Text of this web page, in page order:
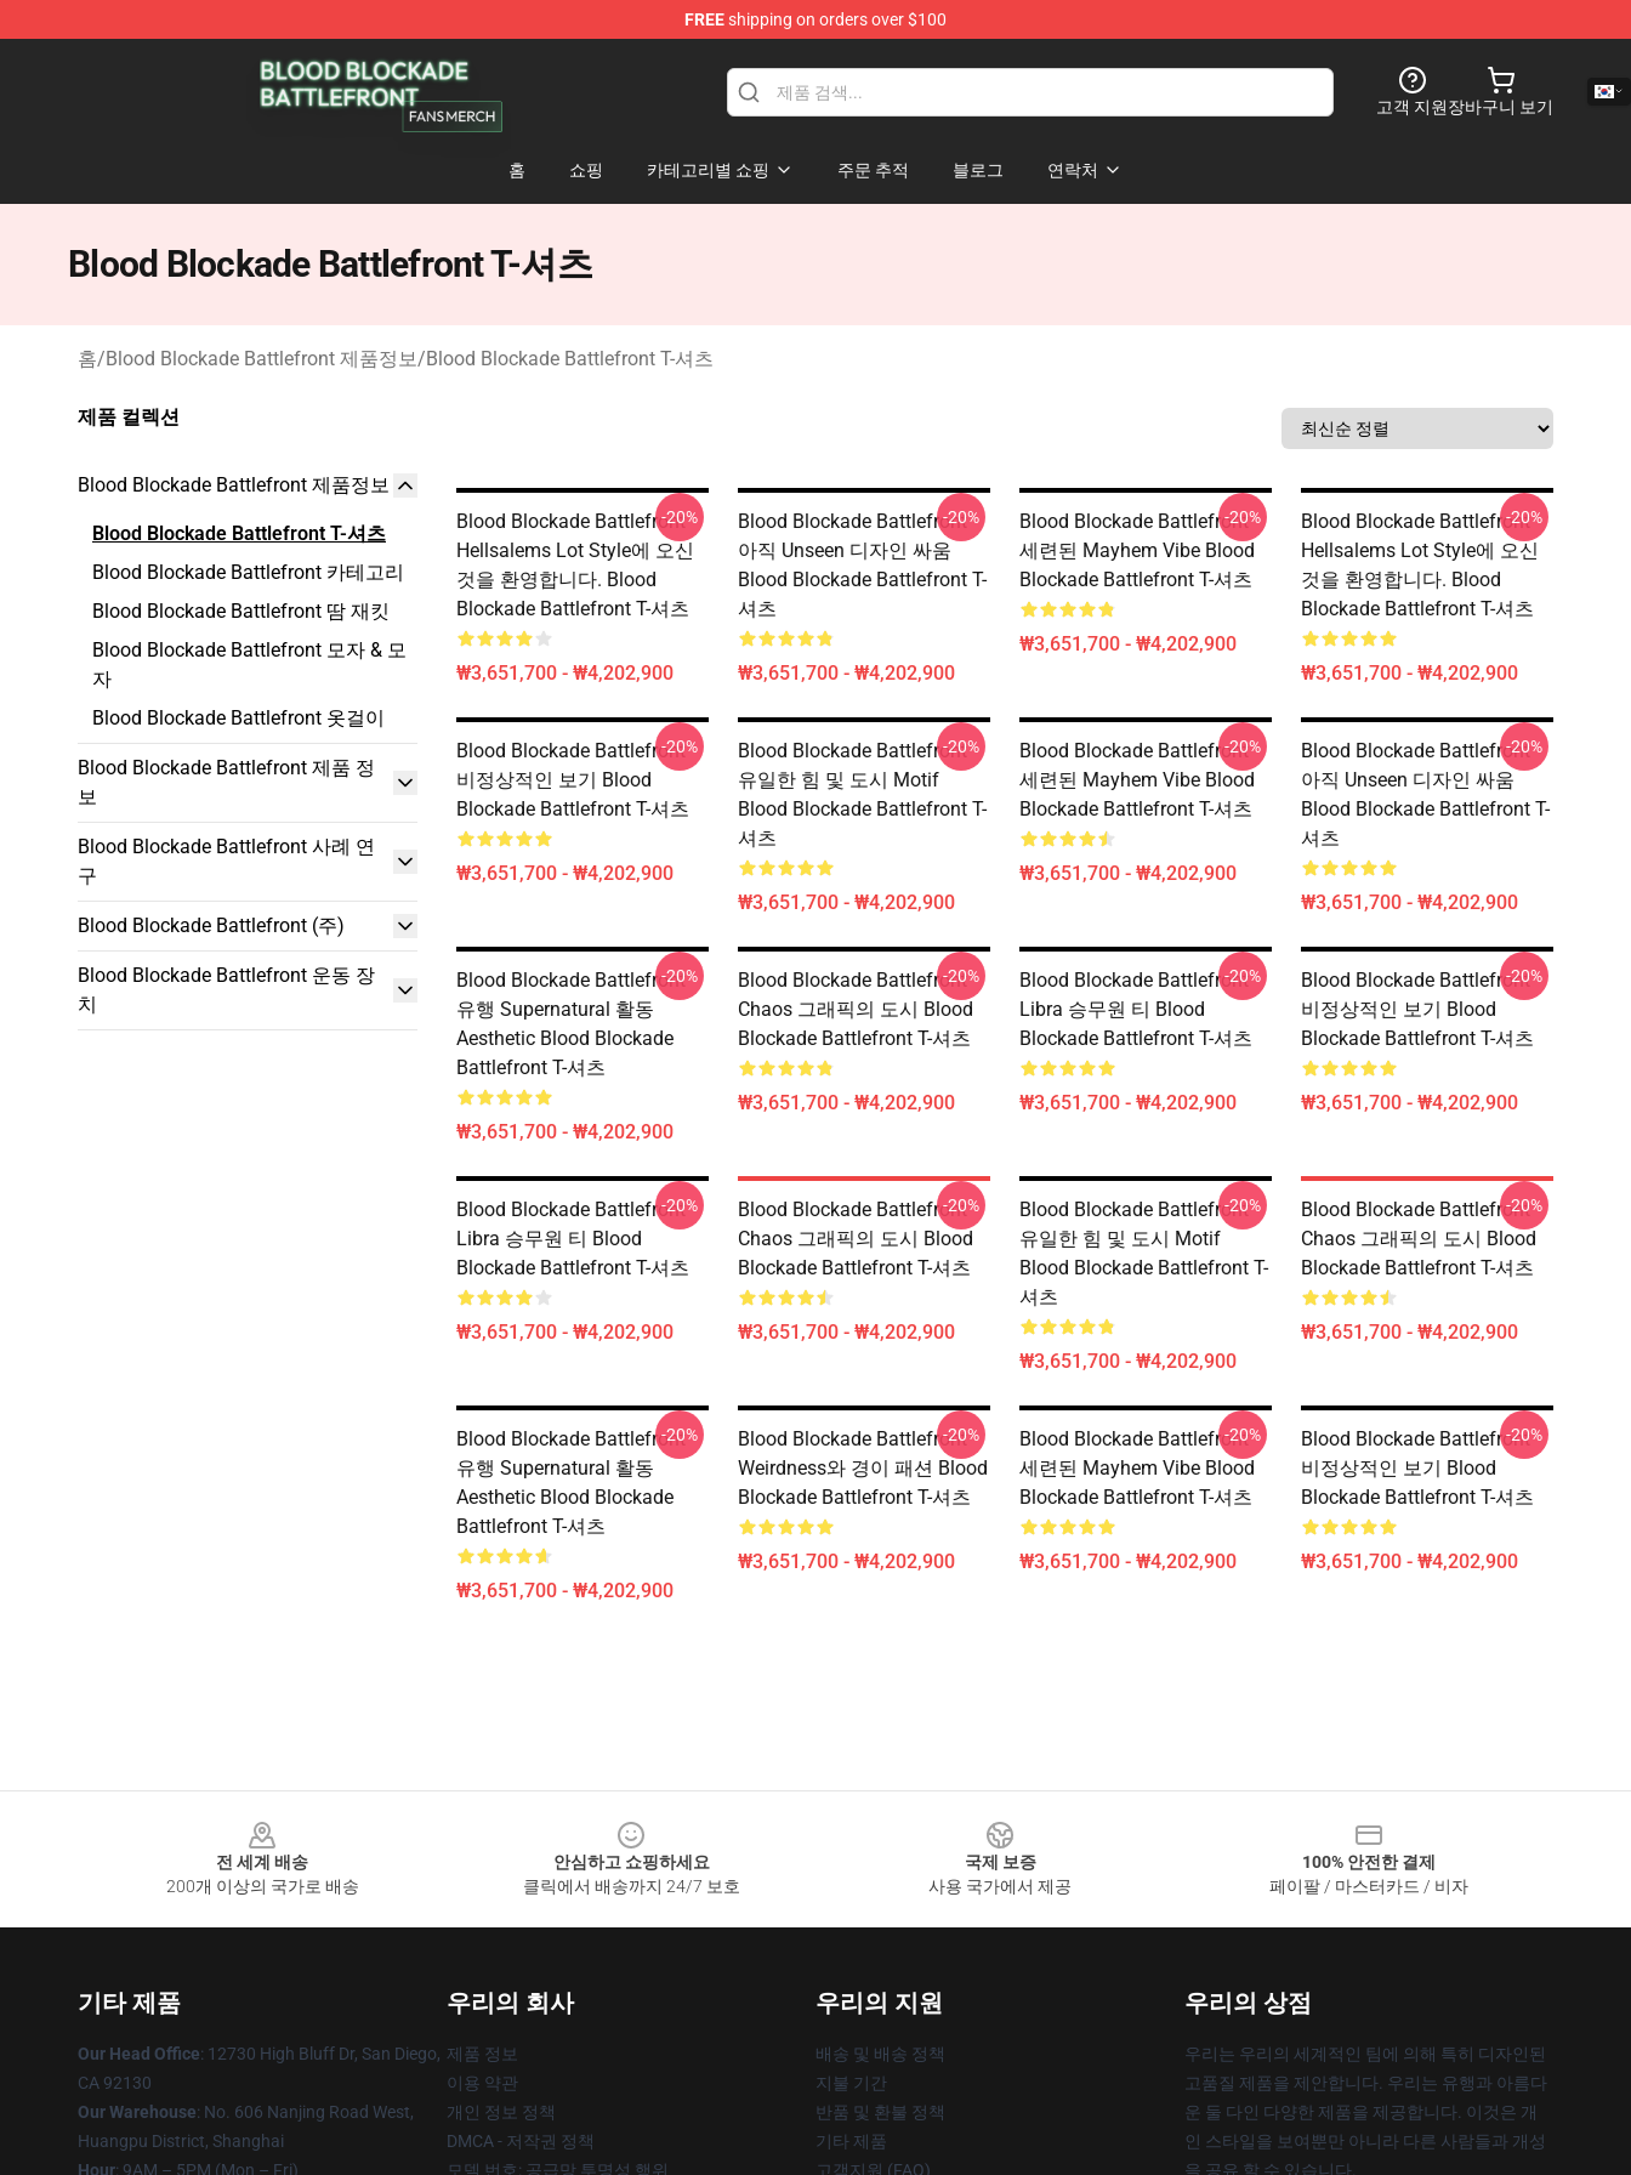
FREEshipping on orders over $100
Blood Blockade Battlefront Shop - Official Blood Blockade Battlefront Merchandise Store
고객 지원장바구니 보기
홈 쇼핑 카테고리별 쇼핑 주문 추적 블로그 연락처
Blood Blockade Battlefront T-셔츠
홈/Blood Blockade Battlefront 제품정보/Blood Blockade Battlefront T-셔츠
제품 컬렉션
Blood Blockade Battlefront 제품정보
Blood Blockade Battlefront T-셔츠
Blood Blockade Battlefront 카테고리
Blood Blockade Battlefront 땀 재킷
Blood Blockade Battlefront 모자 & 모
자
Blood Blockade Battlefront 옷걸이
Blood Blockade Battlefront 제품 정
보
Blood Blockade Battlefront 사례 연
구
Blood Blockade Battlefront (주)
Blood Blockade Battlefront 운동 장
치
Blood Blockade Battlefront
Hellsalems Lot Style에 오신
것을 환영합니다. Blood
Blockade Battlefront T-셔츠
₩3,651,700 - ₩4,202,900
-20%
Blood Blockade Battlefront
아직 Unseen 디자인 싸움
Blood Blockade Battlefront T-
셔츠
₩3,651,700 - ₩4,202,900
-20%
Blood Blockade Battlefront
세련된 Mayhem Vibe Blood
Blockade Battlefront T-셔츠
₩3,651,700 - ₩4,202,900
-20%
Blood Blockade Battlefront
Hellsalems Lot Style에 오신
것을 환영합니다. Blood
Blockade Battlefront T-셔츠
₩3,651,700 - ₩4,202,900
-20%
Blood Blockade Battlefront
비정상적인 보기 Blood
Blockade Battlefront T-셔츠
₩3,651,700 - ₩4,202,900
-20%
Blood Blockade Battlefront
유일한 힘 및 도시 Motif
Blood Blockade Battlefront T-
셔츠
₩3,651,700 - ₩4,202,900
-20%
Blood Blockade Battlefront
세련된 Mayhem Vibe Blood
Blockade Battlefront T-셔츠
₩3,651,700 - ₩4,202,900
-20%
Blood Blockade Battlefront
아직 Unseen 디자인 싸움
Blood Blockade Battlefront T-
셔츠
₩3,651,700 - ₩4,202,900
-20%
Blood Blockade Battlefront
유행 Supernatural 활동
Aesthetic Blood Blockade
Battlefront T-셔츠
₩3,651,700 - ₩4,202,900
-20%
Blood Blockade Battlefront
Chaos 그래픽의 도시 Blood
Blockade Battlefront T-셔츠
₩3,651,700 - ₩4,202,900
-20%
Blood Blockade Battlefront
Libra 승무원 티 Blood
Blockade Battlefront T-셔츠
₩3,651,700 - ₩4,202,900
-20%
Blood Blockade Battlefront
비정상적인 보기 Blood
Blockade Battlefront T-셔츠
₩3,651,700 - ₩4,202,900
-20%
Blood Blockade Battlefront
Libra 승무원 티 Blood
Blockade Battlefront T-셔츠
₩3,651,700 - ₩4,202,900
-20%
Blood Blockade Battlefront
Chaos 그래픽의 도시 Blood
Blockade Battlefront T-셔츠
₩3,651,700 - ₩4,202,900
-20%
Blood Blockade Battlefront
유일한 힘 및 도시 Motif
Blood Blockade Battlefront T-
셔츠
₩3,651,700 - ₩4,202,900
-20%
Blood Blockade Battlefront
Chaos 그래픽의 도시 Blood
Blockade Battlefront T-셔츠
₩3,651,700 - ₩4,202,900
-20%
Blood Blockade Battlefront
유행 Supernatural 활동
Aesthetic Blood Blockade
Battlefront T-셔츠
₩3,651,700 - ₩4,202,900
-20%
Blood Blockade Battlefront
Weirdness와 경이 패션 Blood
Blockade Battlefront T-셔츠
₩3,651,700 - ₩4,202,900
-20%
Blood Blockade Battlefront
세련된 Mayhem Vibe Blood
Blockade Battlefront T-셔츠
₩3,651,700 - ₩4,202,900
-20%
Blood Blockade Battlefront
비정상적인 보기 Blood
Blockade Battlefront T-셔츠
₩3,651,700 - ₩4,202,900
-20%
전 세계 배송
200개 이상의 국가로 배송
안심하고 쇼핑하세요
클릭에서 배송까지 24/7 보호
국제 보증
사용 국가에서 제공
100% 안전한 결제
페이팔 / 마스터카드 / 비자
기타 제품
Our Head Office: 12730 High Bluff Dr, San Diego,
CA 92130
Our Warehouse: No. 606 Nanjing Road West,
Huangpu District, Shanghai
Hour: 9AM – 5PM (Mon – Fri)
우리의 회사
제품 정보
이용 약관
개인 정보 정책
DMCA - 저작권 정책
모델 번호: 공급망 투명성 행위
우리의 지원
배송 및 배송 정책
지불 기간
반품 및 환불 정책
기타 제품
고객지원 (FAQ)
우리의 상점
우리는 우리의 세계적인 팀에 의해 특히 디자인된
고품질 제품을 제안합니다. 우리는 유행과 아름다
운 둘 다인 다양한 제품을 제공합니다. 이것은 개
인 스타일을 보여뿐만 아니라 다른 사람들과 개성
을 공유 할 수 있습니다.